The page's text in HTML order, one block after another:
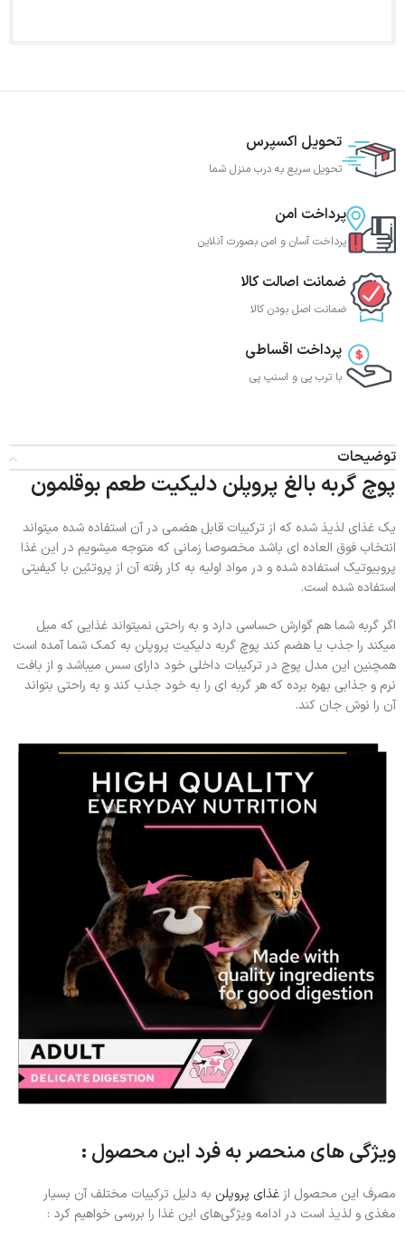
تحویل اکسپرس
تحویل سریع به درب منزل شما
پرداخت امن
پرداخت آسان و امن بصورت آنلاین
ضمانت اصالت کالا
ضمانت اصل بودن کالا
پرداخت اقساطی
با ترب‌ پی و اسنپ پی
توضیحات
پوچ گربه بالغ پروپلن دلیکیت طعم بوقلمون
یک غذای لذیذ شده که از ترکیبات قابل هضمی در آن استفاده شده میتواند
انتخاب فوق العاده ای باشد مخصوصا زمانی که متوجه میشویم در این غذا
پروبیوتیک استفاده شده و در مواد اولیه به کار رفته آن از پروتئین با کیفیتی
استفاده شده است.
اگر گربه شما هم گوارش حساسی دارد و به راحتی نمیتواند غذایی که میل
میکند را جذب یا هضم کند پوچ گربه دلیکیت پروپلن به کمک شما آمده است
همچنین این مدل پوچ در ترکیبات داخلی خود دارای سس میباشد و از بافت
نرم و جذابی بهره برده که هر گربه ای را به خود جذب کند و به راحتی بتواند
آن را نوش جان کند.
ویژگی های منحصر به فرد این محصول :
مصرف این محصول از غذای پروپلن به دلیل ترکیبات مختلف آن بسیار
مغذی و لذیذ است در ادامه ویژگی‌های این غذا را بررسی خواهیم کرد :